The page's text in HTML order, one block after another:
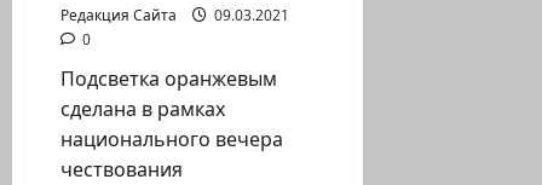
Редакция Сайта
09.03.2021
0
Подсветка оранжевым
сделана в рамках
национального вечера
чествования